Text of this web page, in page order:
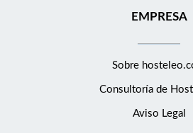
EMPRESA
Sobre
Consultoría de
Aviso Legal